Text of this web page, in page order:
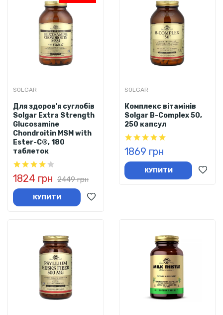
SOLGAR
Для здоров'я суглобів
Solgar Extra Strength
Glucosamine
Chondroitin MSM with
Ester-C®, 180
таблеток
1824 грн 2449 грн
КУПИТИ
SOLGAR
Комплекс вітамінів
Solgar B-Complex 50,
250 капсул
1869 грн
КУПИТИ